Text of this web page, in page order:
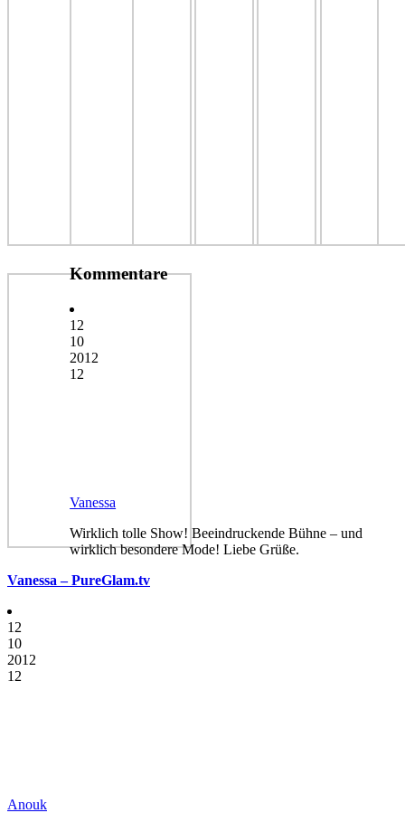
Kommentare
12
10
2012
12
Vanessa
Wirklich tolle Show! Beeindruckende Bühne – und
wirklich besondere Mode! Liebe Grüße.
Vanessa – PureGlam.tv
12
10
2012
12
Anouk